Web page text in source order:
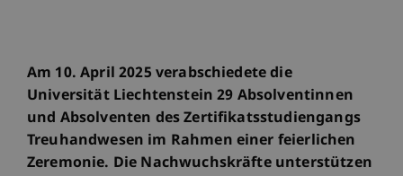
Am 10. April 2025 verabschiedete die
Universität Liechtenstein 29 Absolventinnen
und Absolventen des Zertifikatsstudiengangs
Treuhandwesen im Rahmen einer feierlichen
Zeremonie. Die Nachwuchskräfte unterstützen